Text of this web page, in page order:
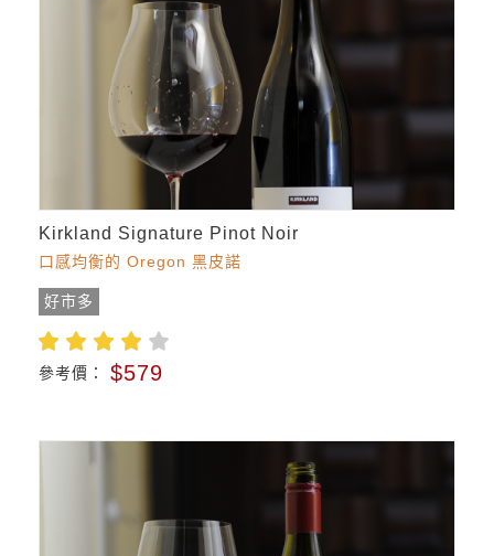
Kirkland Signature Pinot Noir
口感均衡的 Oregon 黑皮諾
好市多
參考價： $579